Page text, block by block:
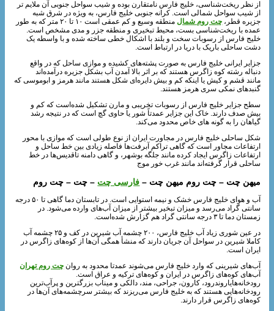
از نظر ریخت‌شناسی، خلیج فارس نامتقارن بوده و شیب سواحل جنوبی آن ملایم تر
از شیب سواحل شمالی است. کرانه جنوبی خلیج فارس، به ویژه در شرق شبه
جزیره قطر، چت روم شمال
منطقه وسیع و کم عمقی است ۱۰ تا ۲۰ متر که به‌ طور
عمده با ریخت‌شناسی بست، محیط تبخیری و منطقه جزر و مدی مشخص است.
خلیج فارس از رسوبات سخت و بلند با اشکال خطی ساخته شده و با واسطه یک
دشت ساحلی باریک با دریا در ارتباط است.
جزایر ایرانی خلیج فارس به صورت پشته‌های کشیده و موازی ساحل که در واقع
دنباله رشته کوه زاگرس هستند که بر اثر بالا آمدن آب بشکل جزیره درآمده‌اند
مانند قشم و کیش یا اینکه کم و بیش دایره‌ای شکل هستند مانند هرمز و ابوموسی که
گنبدهای نمکی سری هرمز هستند.
سطح جزایر خلیج فارس از رسوبات تخریبی و مارن تشکیل شده‌است که کم و
بیش صدف دارند. خاک این جزایر عمدتاً شور یا حاوی گچ است که در نتیجه رشد
گیاهان را به گونه‌ های خاص محدود می‌کند.
شکل ساحلی خلیج فارس در مجاورت ایران از نوع طولی است که موازی با محور
ارتفاعات مجاور است که گاهی تراکم آبرفت‌ها فاصله زیادی بین خط ساحل و
ارتفاعات زاگرس ایجاد کرده مانند جلگه بوشهر، و گاهی دامنه تاقدیس‌ها در خط
ساحلی قرار گرفته‌اند مانند غرب خور موج
میهن چت – چت روم میهن چت – فارسی چت– چت – چت روم
آب و هوای خلیج فارس خشک و نیمه استوایی است. در تابستان دما گاهی تا ۵۰ درجه
سانتی گراد می‌رسد و میزان تبخیر بیشتر از میزان آب‌های وارده می‌شود. در
زمستان دما تا ۳ درجه سانتی گراد هم گزارش شده‌است.
در عین شوری زیاد آب خلیج فارس، ۲۰۰ چشمه آب شیرین در کف و ۲۵ چشمه آب
کاملا شیرین در سواحل آن جریان دارند که منشأ همگی آن‌ها از کوه‌های زاگرس در
ایران است.
آب‌های شیرینی که وارد خلیج فارس می‌شوند عمدتا محدود به روانچت روم تهران
آب‌های کوه‌های زاگرس در ایران و کوه‌های ترکیه و عراق است.
رودخانه‌هایاروندرود، کارون، جراحی، مند، دالکی و میناب بزرگترین و پرآب‌ترین
رودخانه‌هایی هستند که به خلیج فارس می‌ریزند که بیشتر سرچشمه‌های آن‌ها در
کوه‌های زاگرس قرار دارند.